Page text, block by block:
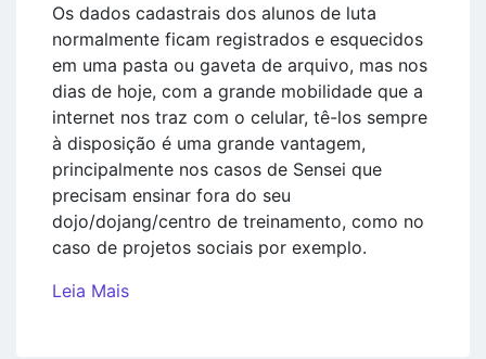
Os dados cadastrais dos alunos de luta
normalmente ficam registrados e esquecidos
em uma pasta ou gaveta de arquivo, mas nos
dias de hoje, com a grande mobilidade que a
internet nos traz com o celular, tê-los sempre
à disposição é uma grande vantagem,
principalmente nos casos de Sensei que
precisam ensinar fora do seu
dojo/dojang/centro de treinamento, como no
caso de projetos sociais por exemplo.
Leia Mais